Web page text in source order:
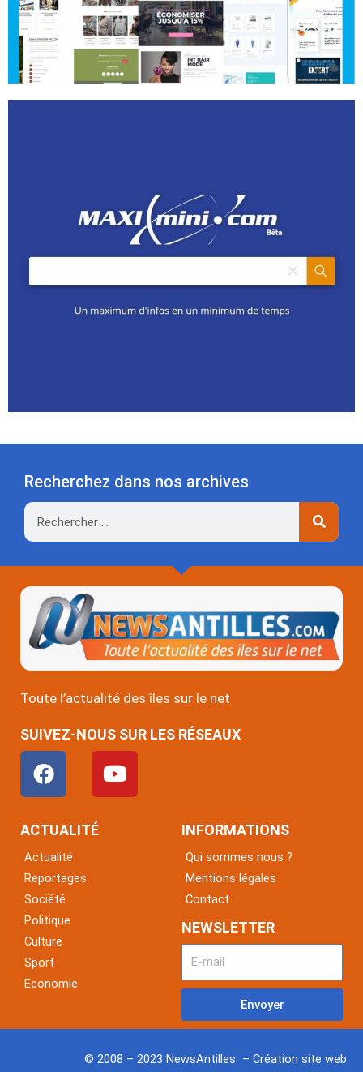
Recherchez dans nos archives
Rechercher
Toute l’actualité des îles sur le net
SUIVEZ-NOUS SUR LES RÉSEAUX
F
a
c
e
o
o
k
Y
o
u
ACTUALITÉ
Actualité
Reportages
Société
Politique
Culture
Sport
Economie
INFORMATIONS
Qui sommes nous ?
Mentions légales
Contact
NEWSLETTER
Envoyer
© 2008 – 2023 NewsAntilles – Création site web